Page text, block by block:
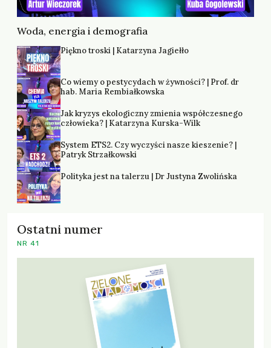
Woda, energia i demografia
Piękno troski | Katarzyna Jagiełło
Co wiemy o pestycydach w żywności? | Prof. dr
hab. Maria Rembiałkowska
Jak kryzys ekologiczny zmienia współczesnego
człowieka? | Katarzyna Kurska-Wilk
System ETS2. Czy wyczyści nasze kieszenie? |
Patryk Strzałkowski
Polityka jest na talerzu | Dr Justyna Zwolińska
Ostatni numer
NR 41